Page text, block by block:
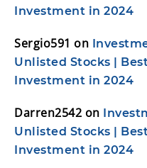
Investment in 2024
Sergio591 on
Unlisted Stocks |
Investment in 2024
Darren2542 on
Unlisted Stocks |
Investment in 2024